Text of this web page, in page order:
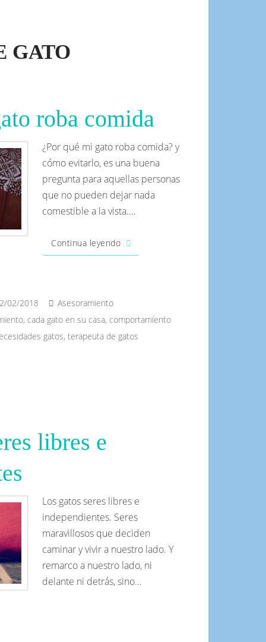
GATO
roba comida
¿Por qué mi gato roba comida? y
cómo evitarlo, es una buena
pregunta para aquellas personas
que no pueden dejar nada
comestible a la vista.…
Continua leyendo
02/2018
Asesoramiento
, cada gato en su casa, comportamiento
gatos,terapeuta de gatos
libres e
Los gatos seres libres e
independientes. Seres
maravillosos que deciden
caminar y vivir a nuestro lado. Y
remarco a nuestro lado, ni
delante ni detrás, sino…